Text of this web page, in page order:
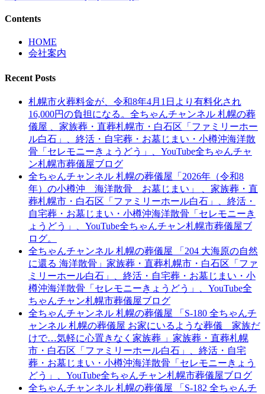
Contents
HOME
会社案内
Recent Posts
札幌市火葬料金が、令和8年4月1日より有料化され
16,000円の負担になる。全ちゃんチャンネル 札幌の葬
儀屋 、家族葬・直葬札幌市・白石区「ファミリーホー
ル白石」、終活・自宅葬・お墓じまい・小樽沖海洋散
骨「セレモニーきょうどう」、YouTube全ちゃんチャ
ン札幌市葬儀屋ブログ
全ちゃんチャンネル 札幌の葬儀屋「2026年（令和8
年）の小樽沖 海洋散骨 お墓じまい」 、家族葬・直
葬札幌市・白石区「ファミリーホール白石」、終活・
自宅葬・お墓じまい・小樽沖海洋散骨「セレモニーき
ょうどう」、YouTube全ちゃんチャン札幌市葬儀屋ブ
ログ。
全ちゃんチャンネル 札幌の葬儀屋 「204 大海原の自然
に還る 海洋散骨」家族葬・直葬札幌市・白石区「ファ
ミリーホール白石」、終活・自宅葬・お墓じまい・小
樽沖海洋散骨「セレモニーきょうどう」、YouTube全
ちゃんチャン札幌市葬儀屋ブログ
全ちゃんチャンネル 札幌の葬儀屋 「S-180 全ちゃんチ
ャンネル 札幌の葬儀屋 お家にいるような葬儀 家族だ
けで…気軽に心置きなく家族葬 」家族葬・直葬札幌
市・白石区「ファミリーホール白石」、終活・自宅
葬・お墓じまい・小樽沖海洋散骨「セレモニーきょう
どう」、YouTube全ちゃんチャン札幌市葬儀屋ブログ
全ちゃんチャンネル 札幌の葬儀屋 「S-182 全ちゃんチ